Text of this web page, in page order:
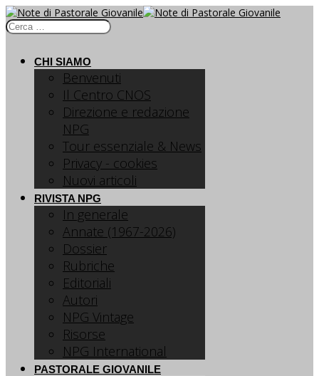
CHI SIAMO
Benvenuti
Il Centro CNOS
Direzione e redazione
NPG
Tour essenziale & News
Privacy - cookies
Nuovi articoli
RIVISTA NPG
In generale
Annate (1967-2026)
Dossier
Rubriche
Editoriali
Autori
NPG Vintage
Risorse
NPG International
PASTORALE GIOVANILE